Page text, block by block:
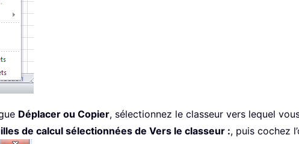
Déplacer ou Copier, sélectionnez le classeur vers lequel
de calcul sélectionnées de Vers le classeur :, puis cochez